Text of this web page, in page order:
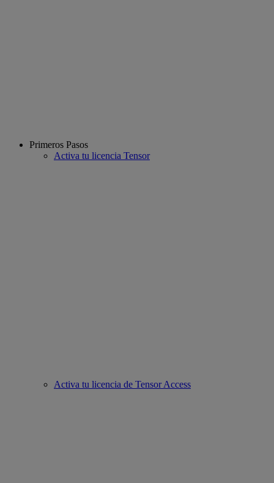
Primeros Pasos
Activa tu licencia Tensor
Activa tu licencia de Tensor Access